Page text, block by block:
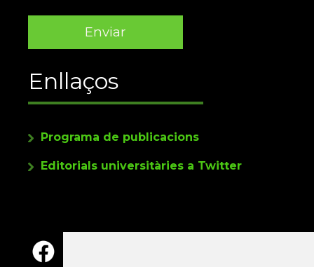
Enllaços
Programa de publicacions
Editorials universitàries a Twitter